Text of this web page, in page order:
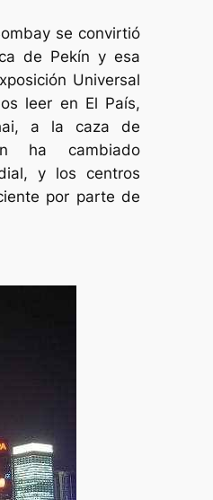
se convirtió
de Pekín y esa
Universal
leer en El País,
a la caza de
ha cambiado
y los centros
por parte de